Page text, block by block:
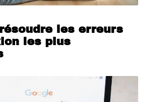
les erreurs
les plus